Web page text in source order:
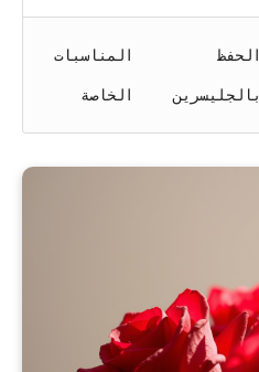
الحفظ
بالجليسرين
المناسبات
الخاصة